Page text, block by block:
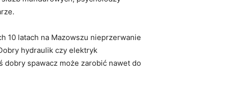
10 latach na Mazowszu nieprzerwanie
hydraulik czy elektryk
dobry spawacz może zarobić nawet do